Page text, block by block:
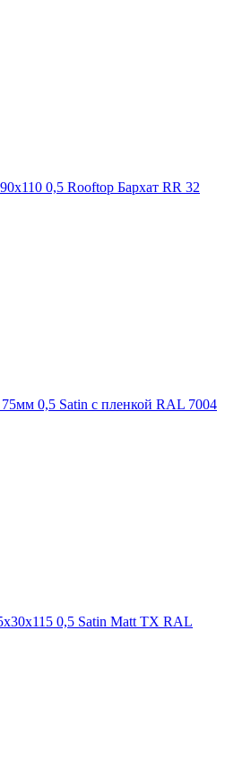
0,5 Rooftop Бархат RR 32
0,5 Satin с пленкой RAL 7004
0,5 Satin Matt TX RAL